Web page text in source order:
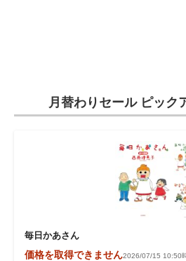
建設×テクノロジーの最前線
月替わりセール ピック
毎日かあさん
価格を取得できません2026/07/15 10:50